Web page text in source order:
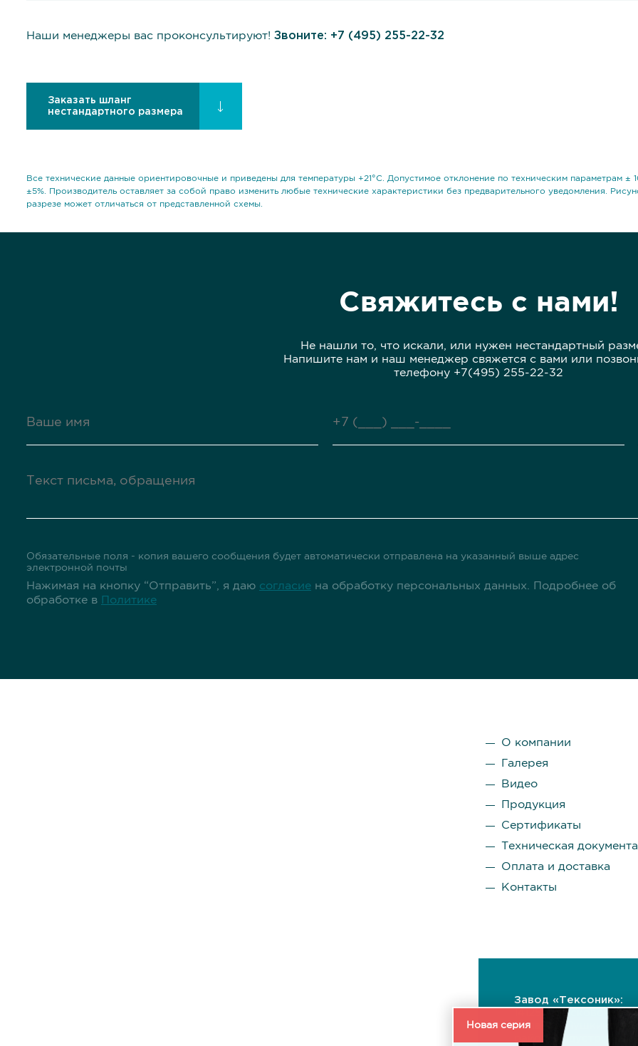
Наши менеджеры вас проконсультируют! Звоните: +7 (495) 255-22-32
Заказать шланг
нестандартного размера
Все технические данные ориентировочные и приведены для температуры +21°С. Допустимое отклонение по техническим параметрам ±
±5%. Производитель оставляет за собой право изменить любые технические характеристики без предварительного уведомления.
разрезе может отличаться от представленной схемы.
Свяжитесь с нами!
Не нашли то, что искали, или нужен нестандартный
Напишите нам и наш менеджер свяжется с вами или
телефону +7(495) 255-22-32
Обязательные поля - копия вашего сообщения будет автоматически отправлена ​​на указанный выше адрес
электронной почты
Нажимая на кнопку “Отправить”, я даю согласие на обработку персональных данных. Подробнее об
обработке в
Политике
О компании
Галерея
Видео
Продукция
Сертификаты
Техническая
Оплата и доставка
Контакты
Завод «Тексоник»:
141255, Московская
область, Пушкинский
район,
Новая серия